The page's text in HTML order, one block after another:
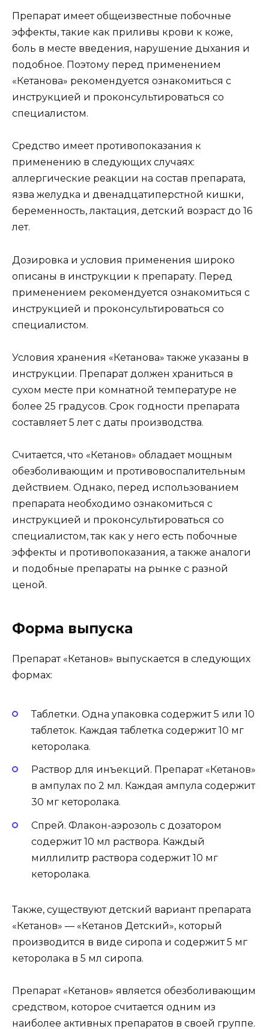
Препарат имеет общеизвестные побочные
эффекты, такие как приливы крови к коже,
боль в месте введения, нарушение дыхания и
подобное. Поэтому перед применением
«Кетанова» рекомендуется ознакомиться с
инструкцией и проконсультироваться со
специалистом.
Средство имеет противопоказания к
применению в следующих случаях:
аллергические реакции на состав препарата,
язва желудка и двенадцатиперстной кишки,
беременность, лактация, детский возраст до 16
лет.
Дозировка и условия применения широко
описаны в инструкции к препарату. Перед
применением рекомендуется ознакомиться с
инструкцией и проконсультироваться со
специалистом.
Условия хранения «Кетанова» также указаны в
инструкции. Препарат должен храниться в
сухом месте при комнатной температуре не
более 25 градусов. Срок годности препарата
составляет 5 лет с даты производства.
Считается, что «Кетанов» обладает мощным
обезболивающим и противовоспалительным
действием. Однако, перед использованием
препарата необходимо ознакомиться с
инструкцией и проконсультироваться со
специалистом, так как у него есть побочные
эффекты и противопоказания, а также аналоги
и подобные препараты на рынке с разной
ценой.
Форма выпуска
Препарат «Кетанов» выпускается в следующих
формах:
Таблетки. Одна упаковка содержит 5 или 10
таблеток. Каждая таблетка содержит 10 мг
кеторолака.
Раствор для инъекций. Препарат «Кетанов»
в ампулах по 2 мл. Каждая ампула содержит
30 мг кеторолака.
Спрей. Флакон-аэрозоль с дозатором
содержит 10 мл раствора. Каждый
миллилитр раствора содержит 10 мг
кеторолака.
Также, существуют детский вариант препарата
«Кетанов» — «Кетанов Детский», который
производится в виде сиропа и содержит 5 мг
кеторолака в 5 мл сиропа.
Препарат «Кетанов» является обезболивающим
средством, которое считается одним из
наиболее активных препаратов в своей группе.